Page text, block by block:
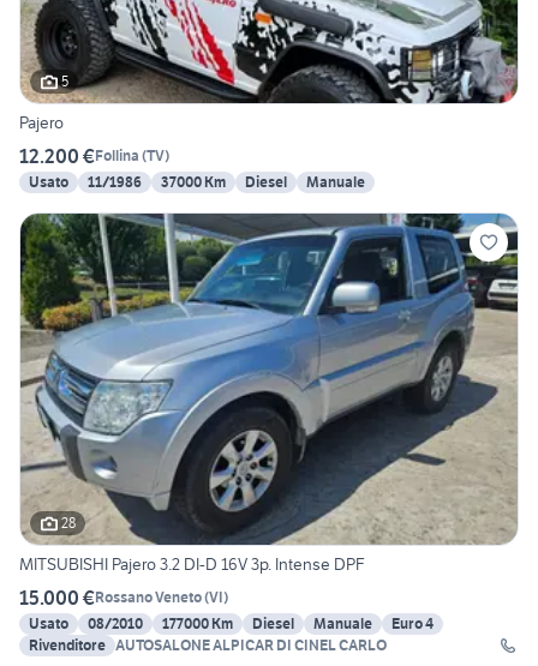
5
Pajero
12.200 €Follina (TV)
Usato
11/1986 37000 Km Diesel Manuale
28
MITSUBISHI Pajero 3.2 DI-D 16V 3p. Intense DPF
15.000 €Rossano Veneto(VI)
Usato
08/2010 177000 Km Diesel Manuale
Euro 4
Rivenditore AUTOSALONE ALPICAR DI CINEL CARLO